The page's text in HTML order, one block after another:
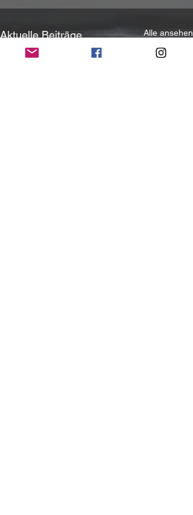
Aktuelle Beiträge Alle ansehen